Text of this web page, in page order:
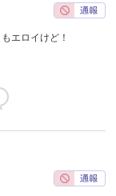
エロイけど！